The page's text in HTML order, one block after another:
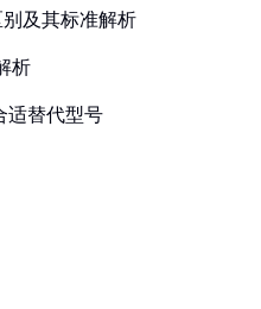
及其标准解析
析
适替代型号